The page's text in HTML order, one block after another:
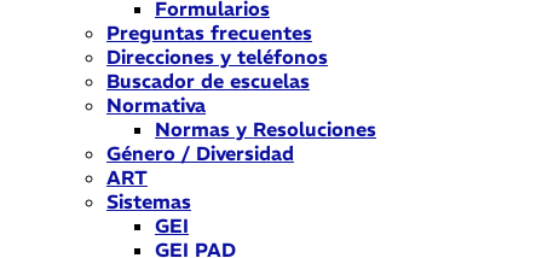
Formularios
Preguntas frecuentes
Direcciones y teléfonos
Buscador de escuelas
Normativa
Normas y Resoluciones
Género / Diversidad
ART
Sistemas
GEI
GEI PAD